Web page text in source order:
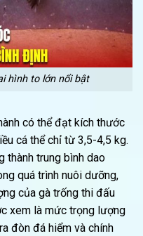
hình to lớn nổi bật
có thể đạt kích thước
cá thể chỉ từ 3,5-4,5 kg.
thành trung bình dao
quá trình nuôi dưỡng,
của gà trống thi đấu
xem là mức trọng lượng
đòn đá hiểm và chính